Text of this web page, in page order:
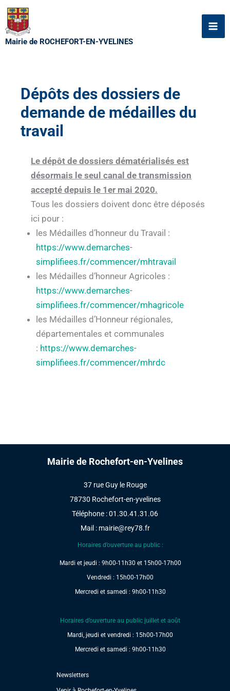
Aller
au
contenu
Mairie de ROCHEFORT-EN-YVELINES
Dépôts des dossiers de
demande de médailles du
travail
Le dépôt de dossiers dématérialisés est
désormais le seul canal de transmission
accepté depuis le 1er mai 2020.
Tous les dossiers doivent donc être déposés
ici pour :
les Médailles d’honneur du Travail :
https://www.demarches-
simplifiees.fr/commencer/mhtravail
les Médailles d’honneur Agricoles :
https://www.demarches-
simplifiees.fr/commencer/mhagricole
les Médailles d’Honneur régionales,
départementales et communales
: https://www.demarches-
simplifiees.fr/commencer/mhrdc
Mairie de Rochefort-en-Yvelines
37 rue Guy le Rouge
78730 Rochefort-en-yvelines
Téléphone : 01.30.41.31.06
Mail : mairie@rey78.fr
Horaires d’ouverture au public :
Mardi et jeudi : 9h00-11h30 et 15h00-17h00
Vendredi : 15h00-17h00
Mercredi et samedi : 9h00-11h30
Horaires d’ouverture au public juillet et août
Mardi, jeudi et vendredi : 15h00-17h00
Mercredi et samedi : 9h00-11h30
Newsletters